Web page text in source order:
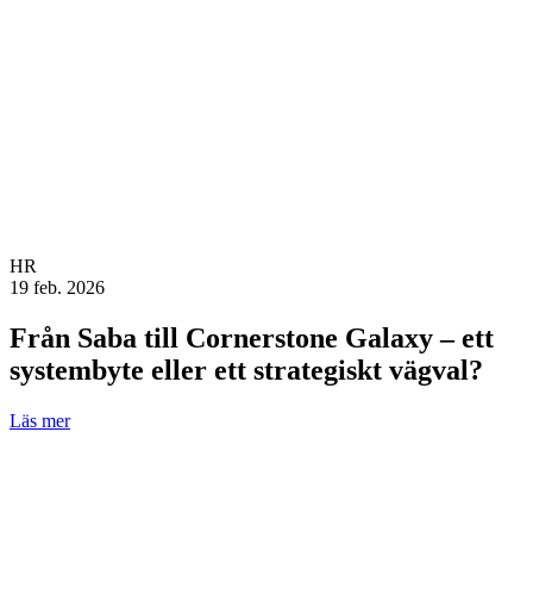
HR
19 feb. 2026
Från Saba till Cornerstone Galaxy – ett
systembyte eller ett strategiskt vägval?
Läs mer